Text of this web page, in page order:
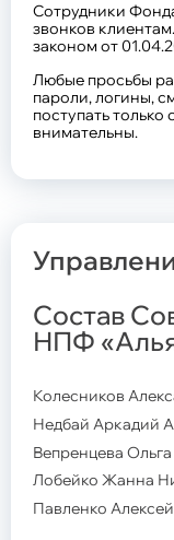
Общие
Структура и
Документы
Отчетность
Показатели
Управляющие
Закупки
Сотрудники
звонков
законом от
Любые просьбы
пароли, логины,
поступать
внимательны.
Состав
НПФ
Колесников
Недбай Аркадий
Вепренцева
Лобейко Жанна
Павленко